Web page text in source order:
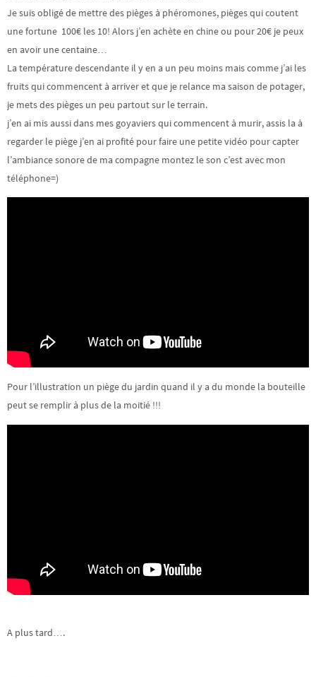
Je suis obligé de mettre des pièges à phéromones, pièges qui coutent
une fortune 100€ les 10! Alors j’en achète en chine ou pour 20€ je peux
en avoir une centaine…
La température descendante il y en a un peu moins mais comme j’ai les
fruits qui commencent à arriver et que je relance ma saison de potager,
je mets des pièges un peu partout sur le terrain.
j’en ai mis aussi dans mes goyaviers qui commencent à murir, assis la à
regarder le piège j’en ai profité pour faire une petite vidéo pour capter
l’ambiance sonore de ma compagne montez le son c’est avec mon
téléphone=)
Pour l’illustration un piège du jardin quand il y a du monde la bouteille
peut se remplir à plus de la moitié !!!
A plus tard….